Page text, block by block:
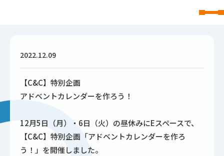
2022.12.09
【C&C】特別企画
アドベントカレンダーを作ろう！
12月5日（月）・6日（火）の昼休みにEスペースで、
【C&C】特別企画「アドベントカレンダーを作ろ
う！」を開催しました。